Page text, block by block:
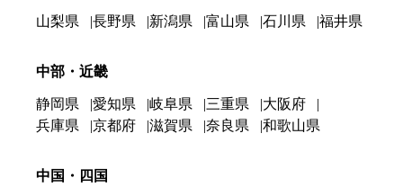
山梨県 長野県 新潟県 富山県 石川県 福井県
中部・近畿
静岡県 愛知県 岐阜県 三重県
大阪府
兵庫県
京都府 滋賀県 奈良県 和歌山県
中国・四国